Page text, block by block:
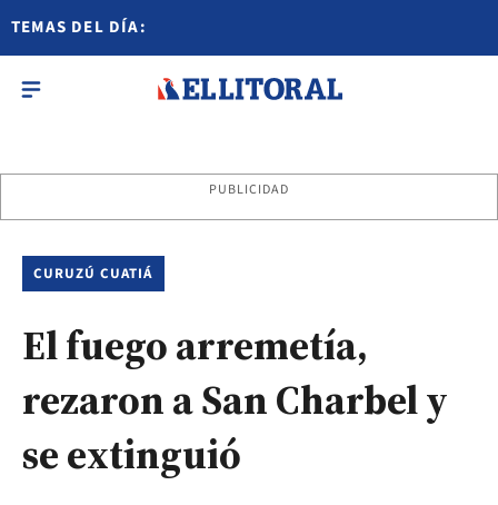
TEMAS DEL DÍA:
PUBLICIDAD
CURUZÚ CUATIÁ
El fuego arremetía,
rezaron a San Charbel y
se extinguió